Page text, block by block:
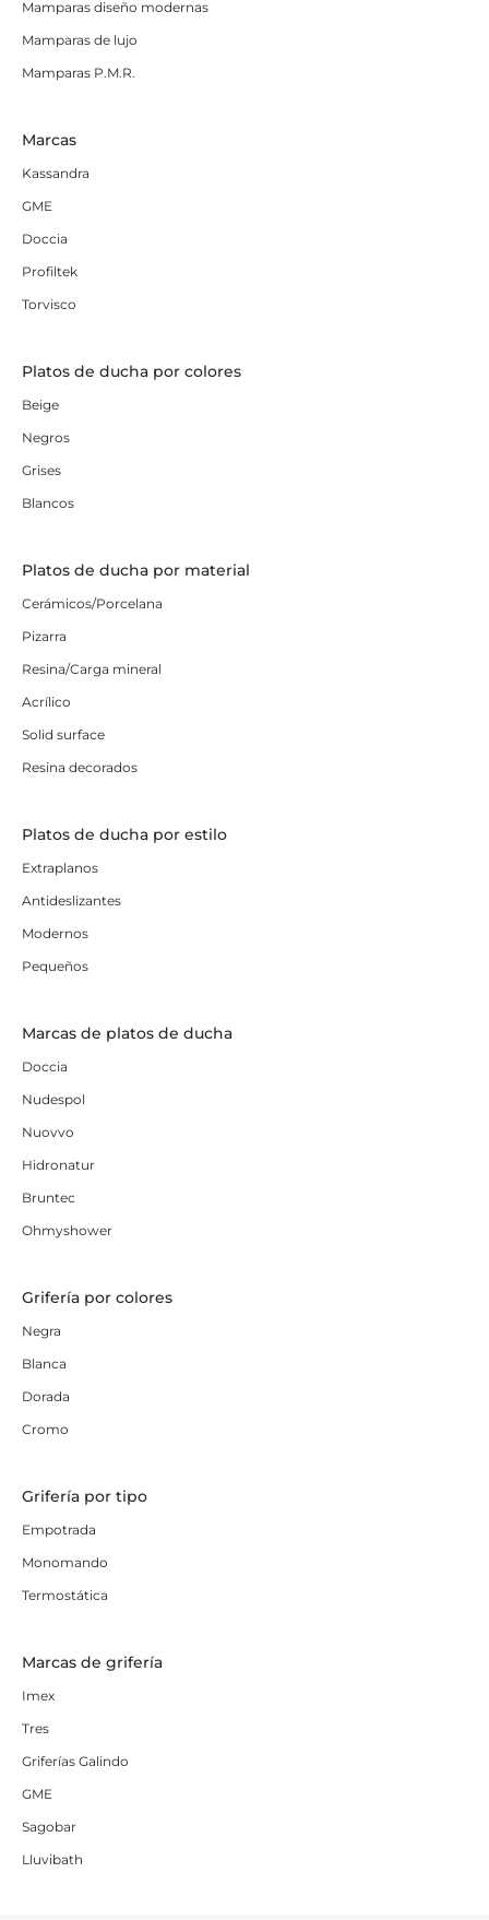
Mamparas diseño modernas
Mamparas de lujo
Mamparas P.M.R.
Marcas
Kassandra
GME
Doccia
Profiltek
Torvisco
Platos de ducha por colores
Beige
Negros
Grises
Blancos
Platos de ducha por material
Cerámicos/Porcelana
Pizarra
Resina/Carga mineral
Acrílico
Solid surface
Resina decorados
Platos de ducha por estilo
Extraplanos
Antideslizantes
Modernos
Pequeños
Marcas de platos de ducha
Doccia
Nudespol
Nuovvo
Hidronatur
Bruntec
Ohmyshower
Grifería por colores
Negra
Blanca
Dorada
Cromo
Grifería por tipo
Empotrada
Monomando
Termostática
Marcas de grifería
Imex
Tres
Griferías Galindo
GME
Sagobar
Lluvibath